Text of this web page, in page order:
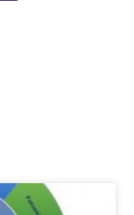
SeiteSeite
Seite Seite
Seite Seite